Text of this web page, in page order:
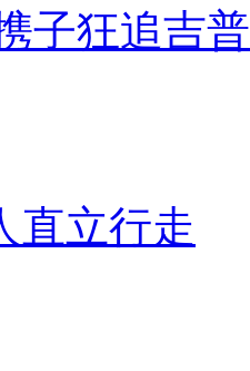
子狂追吉
直立行走